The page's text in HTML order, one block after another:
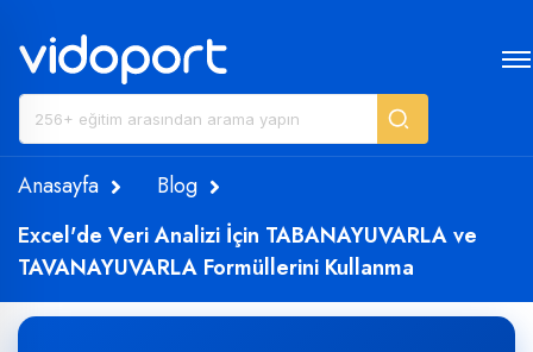
Anasayfa
Blog
Excel'de Veri Analizi İçin TABANAYUVARLA ve
TAVANAYUVARLA Formüllerini Kullanma